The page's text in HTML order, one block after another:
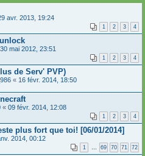
avr. 2013, 19:24
1 2 3 4
30 mai 2012, 23:51
1 2 3 4
de Serv' PVP)
« 16 févr. 2014, 18:50
« 09 févr. 2014, 12:08
1 2 3 4
plus fort que toi! [06/01/2014]
2014, 00:12
1 … 69 70 71 72